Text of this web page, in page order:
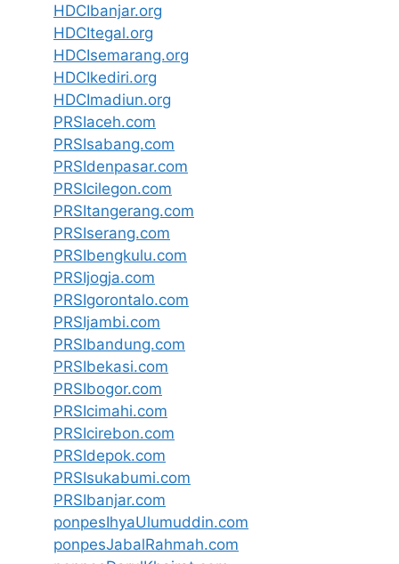
HDCIbanjar.org
HDCItegal.org
HDCIsemarang.org
HDCIkediri.org
HDCImadiun.org
PRSIaceh.com
PRSIsabang.com
PRSIdenpasar.com
PRSIcilegon.com
PRSItangerang.com
PRSIserang.com
PRSIbengkulu.com
PRSIjogja.com
PRSIgorontalo.com
PRSIjambi.com
PRSIbandung.com
PRSIbekasi.com
PRSIbogor.com
PRSIcimahi.com
PRSIcirebon.com
PRSIdepok.com
PRSIsukabumi.com
PRSIbanjar.com
ponpesIhyaUlumuddin.com
ponpesJabalRahmah.com